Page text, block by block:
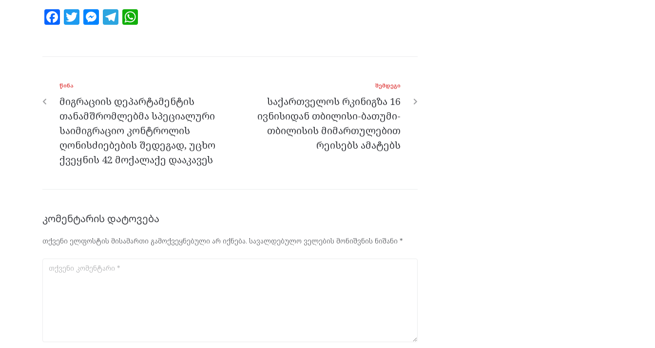
F
o
o
k
T M
er
T
m p
p
ᲬᲘᲜᲐ
მიგრაციის დეპარტამენტის
თანამშრომლებმა სპეციალური
საიმიგრაციო კონტროლის
ღონისძიებების შედეგად, უცხო
ქვეყნის 42 მოქალაქე დააკავეს
ᲨᲔᲛᲓᲔᲒᲘ
საქართველოს რკინიგზა 16
ივნისიდან თბილისი-ბათუმი-
თბილისის მიმართულებით
რეისებს ამატებს
კომენტარის დატოვება
თქვენი ელფოსტის მისამართი გამოქვეყნებული არ იქნება. სავალდებულო ველების მონიშვნის ნიშანი *